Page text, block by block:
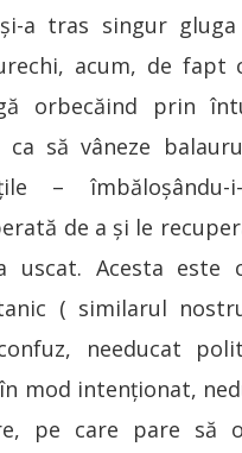
a tras singur gluga
acum, de fapt
orbecăind prin
să vâneze
–
de a şi le
Acesta este
( similarul
needucat
mod intenţionat,
pe care pare să